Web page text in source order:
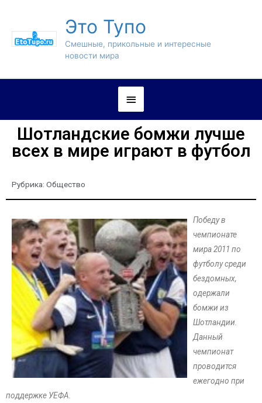
Это Тупо
Смешные, прикольные и интересные
новости мира
Шотландские бомжи лучше
всех в мире играют в футбол
Рубрика: Общество
Победу в
чемпионате
мира 2011 по
футболу среди
бездомных,
одержали
бомжи из
Шотландии.
Данный
чемпионат
проводится
ежегодно при
поддержке УЕФА.